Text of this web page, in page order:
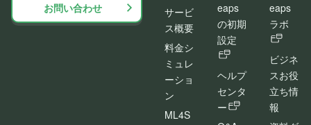
お問い合わせ
サービ
ス概要
料金シ
ミュレ
ーショ
ン
ML4S
eaps
の初期
設定
ヘルプ
センタ
ー
eaps
ラボ
ビジネ
スお役
立ち情
報